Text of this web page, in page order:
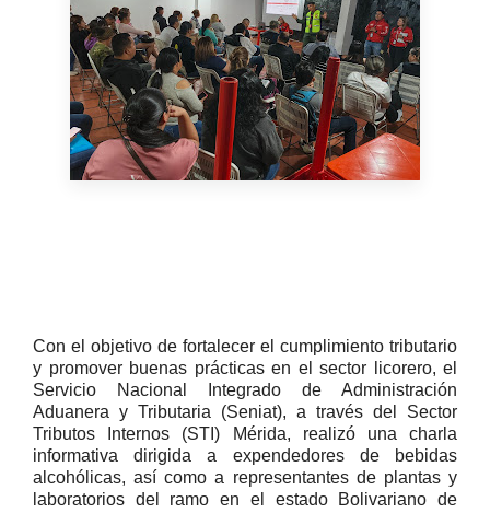
Con el objetivo de fortalecer el cumplimiento tributario
y promover buenas prácticas en el sector licorero, el
Servicio Nacional Integrado de Administración
Aduanera y Tributaria (Seniat), a través del Sector
Tributos Internos (STI) Mérida, realizó una charla
informativa dirigida a expendedores de bebidas
alcohólicas, así como a representantes de plantas y
laboratorios del ramo en el estado Bolivariano de